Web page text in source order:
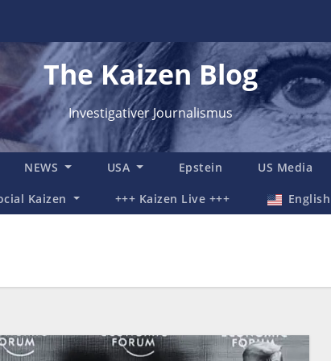
The Kaizen Blog
Investigativer Journalismus
NEWS USA Epstein US Media
Kaizen +++ Kaizen Live +++ English